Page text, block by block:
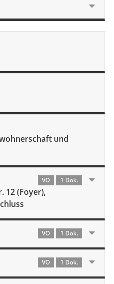
und
VO 1 Dok.
12 (Foyer),
VO 1 Dok.
VO 1 Dok.